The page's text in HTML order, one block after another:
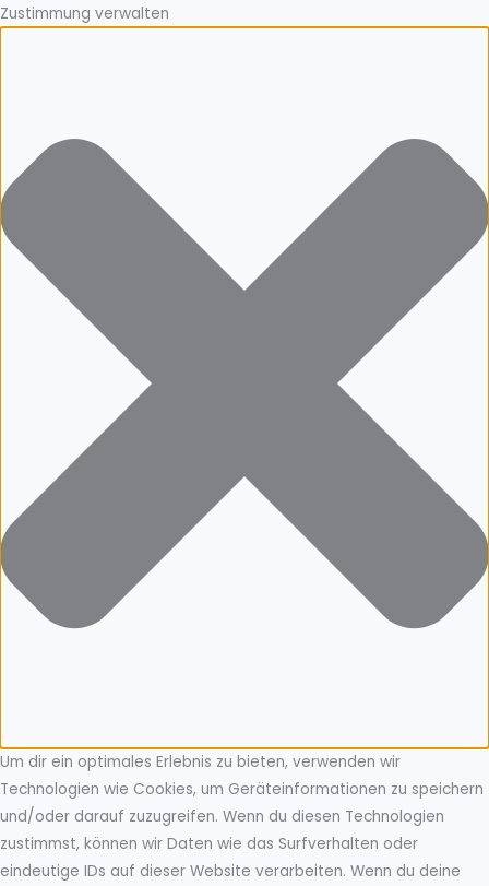
Zustimmung verwalten
Um dir ein optimales Erlebnis zu bieten, verwenden wir
Technologien wie Cookies, um Geräteinformationen zu speichern
und/oder darauf zuzugreifen. Wenn du diesen Technologien
zustimmst, können wir Daten wie das Surfverhalten oder
eindeutige IDs auf dieser Website verarbeiten. Wenn du deine